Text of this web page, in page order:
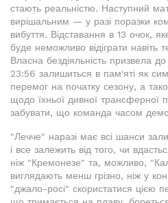
стають реальністю. Наступний
вирішальним — у разі поразки
вибуття. Відставання в 13 очок,
буде неможливо відіграти навіть
Власна бездіяльність призвела до
23:56 залишиться в пам'яті як
перемог на початку сезону, а
щодо їхньої дивної трансферної
забувати, що команда часом
"Лечче" наразі має всі шанси
і все залежить від того, чи
ніж "Кремонезе" та, можливо,
виглядають менш грізно, ніж у
"джало-росі" скористатися цією